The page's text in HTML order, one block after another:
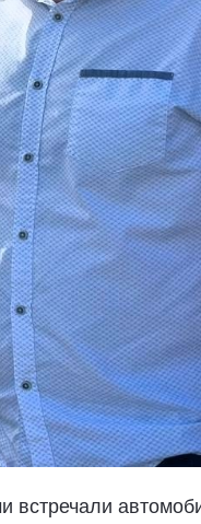
встречали